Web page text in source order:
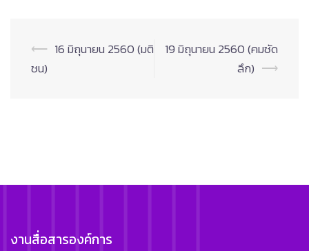
Post
navigation
⟵ 16 มิถุนายน 2560 (มติ
ชน)
19 มิถุนายน 2560 (คมชัด
ลึก) ⟶
งานสื่อสารองค์การ